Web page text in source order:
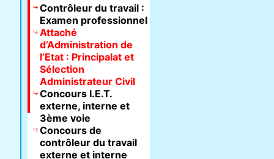
Contrôleur du travail :
Examen professionnel
Attaché
d’Administration de
l’Etat : Principalat et
Sélection
Administrateur Civil
Concours I.E.T.
externe, interne et
3ème voie
Concours de
contrôleur du travail
externe et interne